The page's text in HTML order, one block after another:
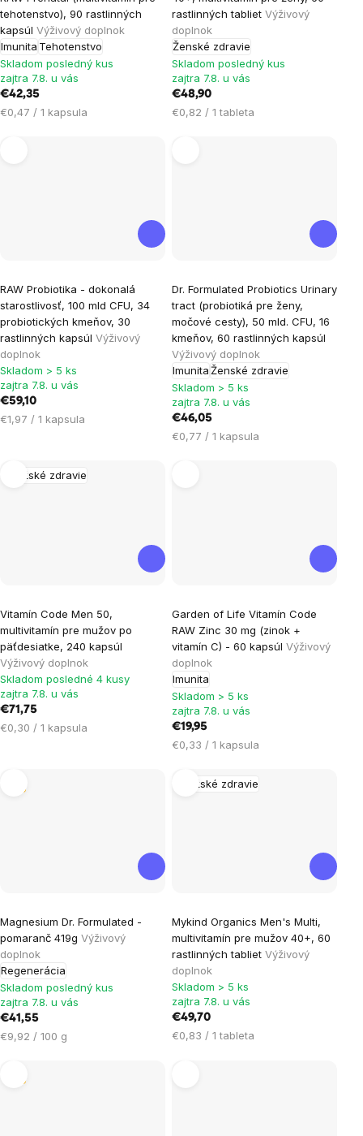
tehotenstvo), 90 rastlinných
kapsúl Výživový doplnok
Imunita Tehotenstvo
Skladom posledný kus
zajtra 7.8. u vás
€42,35
Jednotková
€0,47 / 1 kapsula
rastlinných tabliet Výživový
doplnok
Ženské zdravie
Skladom posledný kus
zajtra 7.8. u vás
€48,90
Jednotková
€0,82 / 1 tableta
RAW Probiotika - dokonalá
starostlivosť, 100 mld CFU, 34
probiotických kmeňov, 30
rastlinných kapsúl Výživový
doplnok
Skladom > 5 ks
zajtra 7.8. u vás
€59,10
Jednotková
€1,97 / 1 kapsula
Dr. Formulated Probiotics Urinary
tract (probiotiká pre ženy,
močové cesty), 50 mld. CFU, 16
kmeňov, 60 rastlinných kapsúl
Výživový doplnok
ImunitaŽenské zdravie
Skladom > 5 ks
zajtra 7.8. u vás
€46,05
Jednotková
€0,77 / 1 kapsula
Mužské zdravie
Vitamín Code Men 50,
multivitamín pre mužov po
päťdesiatke, 240 kapsúl
Výživový doplnok
Skladom posledné 4 kusy
zajtra 7.8. u vás
€71,75
Jednotková
€0,30 / 1 kapsula
Garden of Life Vitamín Code
RAW Zinc 30 mg (zinok +
vitamín C) - 60 kapsúl Výživový
doplnok
Imunita
hodnotenie
produktu
je
5,0
z
5
hviezdičiek.
Skladom > 5 ks
zajtra 7.8. u vás
€19,95
Jednotková
€0,33 / 1 kapsula
Magnesium Dr. Formulated -
pomaranč 419g Výživový
doplnok
Regenerácia
hodnotenie
produktu
je
5,0
z
5
hviezdičiek.
Skladom posledný kus
zajtra 7.8. u vás
€41,55
Jednotková
€9,92 / 100 g
Mužské zdravie
Mykind Organics Men's Multi,
multivitamín pre mužov 40+, 60
rastlinných tabliet Výživový
doplnok
Skladom > 5 ks
zajtra 7.8. u vás
€49,70
Jednotková
€0,83 / 1 tableta